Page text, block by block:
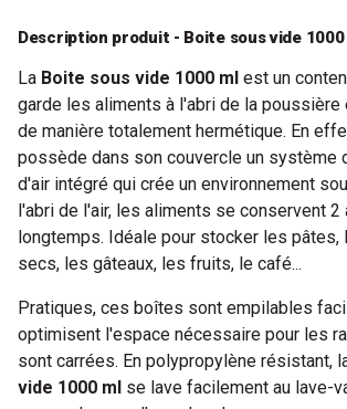
Description produit - Boite sous vide 1000
La Boite sous vide 1000 ml est un
garde les aliments à l'abri de la poussière
de manière totalement hermétique. En
possède dans son couvercle un système
d'air intégré qui crée un environnement
l'abri de l'air, les aliments se conservent
longtemps. Idéale pour stocker les pâtes,
secs, les gâteaux, les fruits, le café...
Pratiques, ces boîtes sont empilables
optimisent l'espace nécessaire pour les
sont carrées. En polypropylène résistant,
vide 1000 ml se lave facilement au lave-